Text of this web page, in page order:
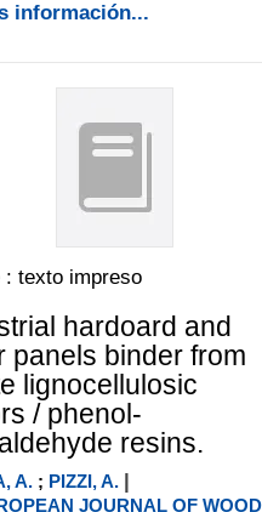
información...
: texto impreso
hardoard and
panels binder from
lignocellulosic
/ phenol-
resins.
A. ; PIZZI, A. |
JOURNAL OF WOOD